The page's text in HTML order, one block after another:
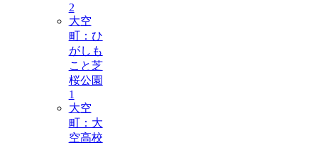
2
大空
町：ひ
がしも
こと芝
桜公園
1
大空
町：大
空高校